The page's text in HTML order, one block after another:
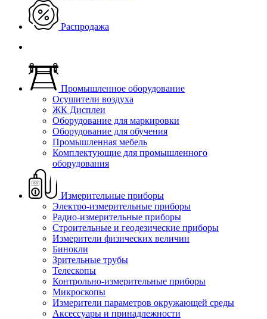
Распродажа
Промышленное оборудование
Осушители воздуха
ЖК Дисплеи
Оборудование для маркировки
Оборудование для обучения
Промышленная мебель
Комплектующие для промышленного
оборудования
Измерительные приборы
Электро-измерительные приборы
Радио-измерительные приборы
Строительные и геодезические приборы
Измерители физических величин
Бинокли
Зрительные трубы
Телескопы
Контрольно-измерительные приборы
Микроскопы
Измерители параметров окружающей среды
Аксессуары и принадлежности